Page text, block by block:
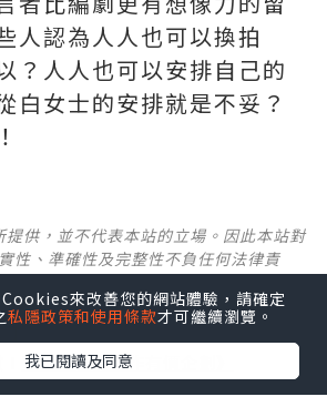
來改善您的網站體驗，請確定
私隱政策和使用條款才可繼續瀏覽。
我已閱讀及同意
人認為人人也可以換拍
？人人也可以安排自己的
白女士的安排就是不妥？
提供，並不代表本站的立場。因此本站對
性、準確性及完整性不負任何法律責
登記《社群創作有價企劃》